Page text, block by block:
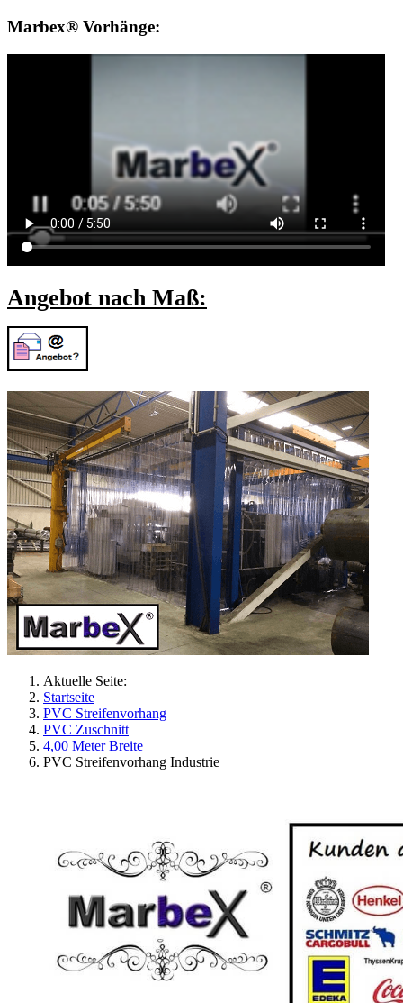
Marbex® Vorhänge:
Angebot nach Maß:
Aktuelle Seite:
Startseite
PVC Streifenvorhang
PVC Zuschnitt
4,00 Meter Breite
PVC Streifenvorhang Industrie